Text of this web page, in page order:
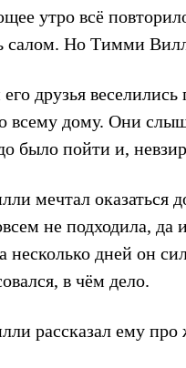
утро всё
салом. Но Тимми
друзья
всему дому. Они
было пойти и,
мечтал оказаться
не подходила,
несколько дней он
в чём дело.
рассказал ему про